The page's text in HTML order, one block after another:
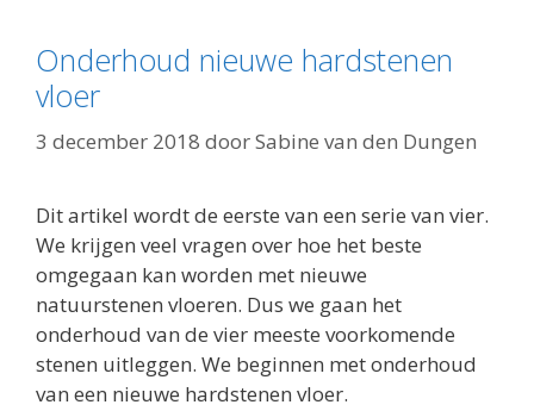
Onderhoud nieuwe hardstenen
vloer
3 december 2018 doorSabine van den Dungen
Dit artikel wordt de eerste van een serie van vier.
We krijgen veel vragen over hoe het beste
omgegaan kan worden met nieuwe
natuurstenen vloeren. Dus we gaan het
onderhoud van de vier meeste voorkomende
stenen uitleggen. We beginnen met onderhoud
van een nieuwe hardstenen vloer.